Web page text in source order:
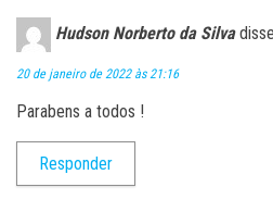
Hudson Norberto da Silva
20 de janeiro de 2022 às 21:16
Parabens a todos !
Responder